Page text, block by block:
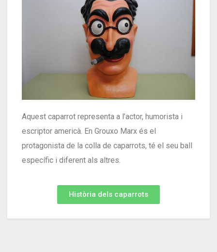
Aquest caparrot representa a l’actor, humorista i
escriptor americà. En Grouxo Marx és el
protagonista de la colla de caparrots, té el seu ball
específic i diferent als altres.
Història dels caparrots